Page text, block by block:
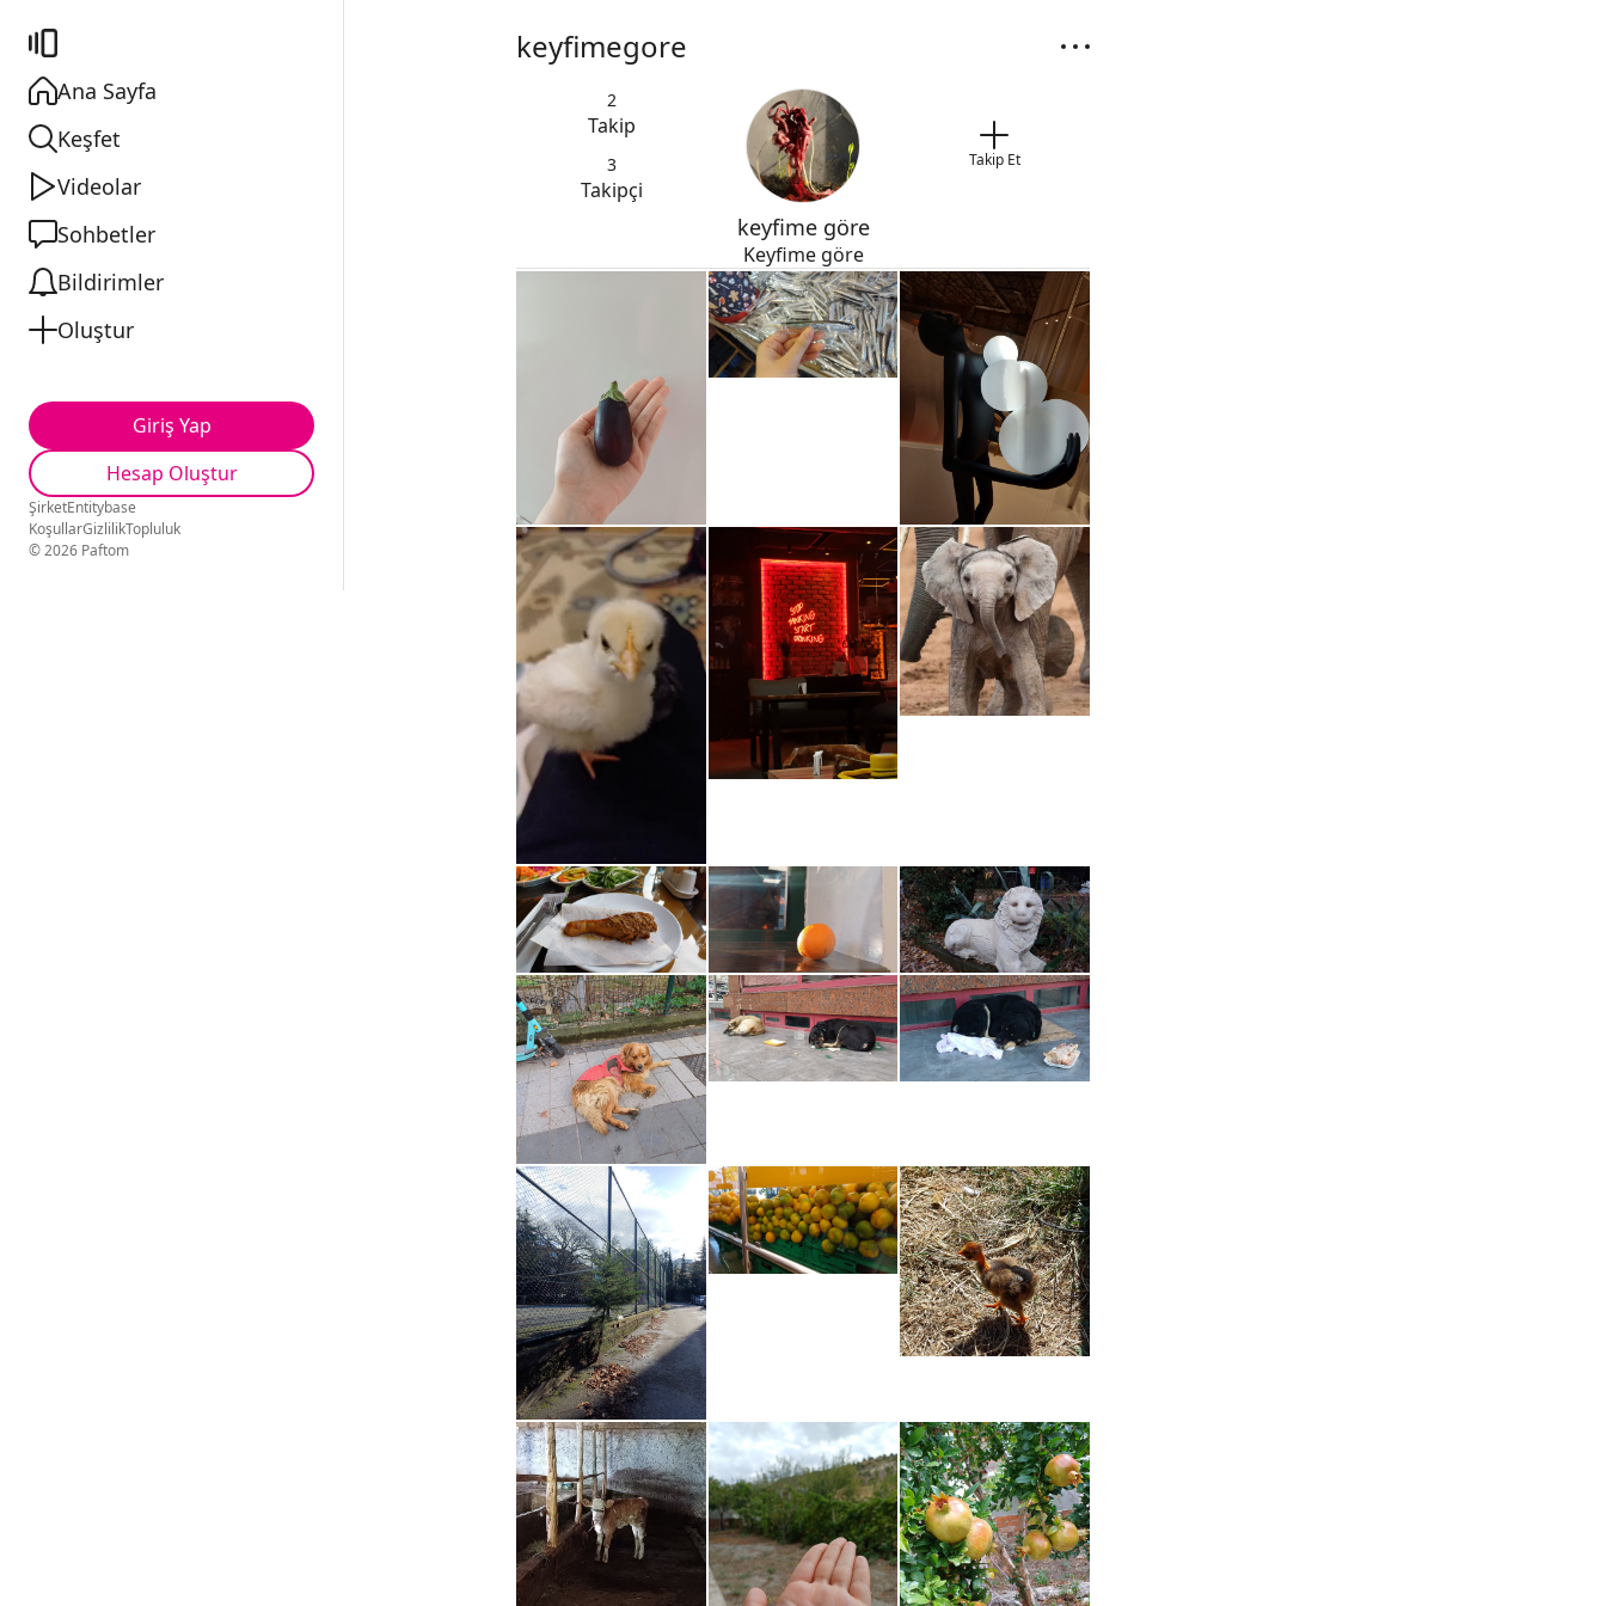
Ana Sayfa
Keşfet
Videolar
Sohbetler
Bildirimler
Oluştur
Giriş Yap
Hesap Oluştur
ŞirketEntitybase
KoşullarGizlilikTopluluk
© 2026 Paftom
keyfimegore
2
Takip
3
Takipçi
Takip Et
keyfime göre
Keyfime göre